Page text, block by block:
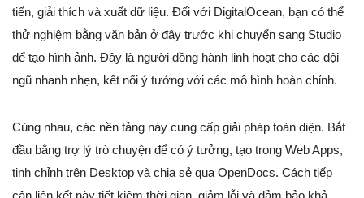
tiến, giải thích và xuất dữ liệu. Đối với DigitalOcean, bạn có thể
thử nghiệm bằng văn bản ở đây trước khi chuyển sang Studio
để tạo hình ảnh. Đây là người đồng hành linh hoạt cho các đội
ngũ nhanh nhẹn, kết nối ý tưởng với các mô hình hoàn chỉnh.
Cùng nhau, các nền tảng này cung cấp giải pháp toàn diện. Bắt
đầu bằng trợ lý trò chuyện để có ý tưởng, tạo trong Web Apps,
tinh chỉnh trên Desktop và chia sẻ qua OpenDocs. Cách tiếp